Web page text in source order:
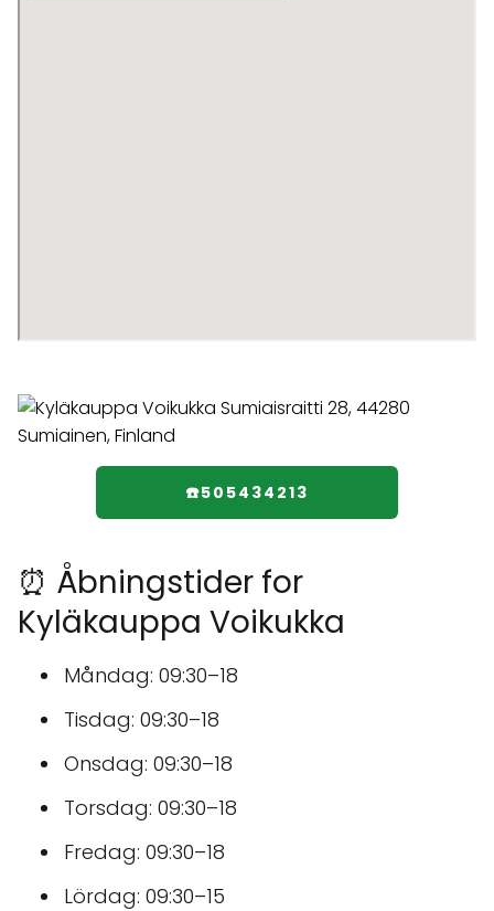
☎️505434213
⏰ Åbningstider for
Kyläkauppa Voikukka
Måndag: 09:30–18
Tisdag: 09:30–18
Onsdag: 09:30–18
Torsdag: 09:30–18
Fredag: 09:30–18
Lördag: 09:30–15